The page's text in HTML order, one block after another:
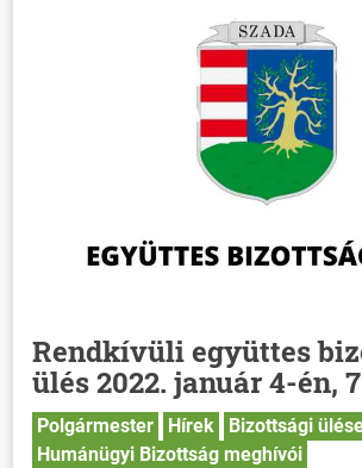
Rendkívüli együttes
ülés 2022. január 4-én,
Polgármester Hírek
Bizottsági
Humánügyi Bizottság meghívói